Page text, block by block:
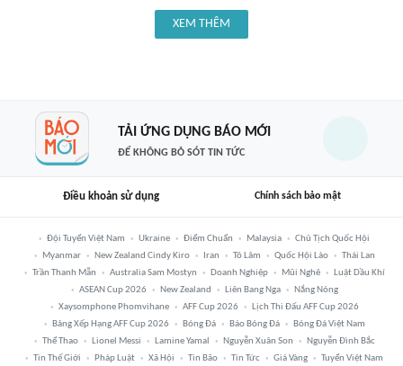
XEM THÊM
TẢI ỨNG DỤNG BÁO MỚI
ĐỂ KHÔNG BỎ SÓT TIN TỨC
Điều khoản sử dụng Chính sách bảo mật
Đội Tuyển Việt Nam Ukraine Điểm Chuẩn Malaysia
Chủ Tịch Quốc Hội
Myanmar
New Zealand Cindy Kiro Iran Tô Lâm Quốc Hội Lào
Thái Lan
Trần Thanh Mẫn
Australia Sam Mostyn Doanh Nghiệp Mũi Nghê
Luật Dầu Khí
ASEAN Cup 2026
New Zealand Liên Bang Nga
Nắng Nóng
Xaysomphone Phomvihane
AFF Cup 2026
Lịch Thi Đấu AFF Cup 2026
Bảng Xếp Hạng AFF Cup 2026
Bóng Đá Báo Bóng Đá
Bóng Đá Việt Nam
Thể Thao
Lionel Messi Lamine Yamal Nguyễn Xuân Son
Nguyễn Đình Bắc
Tin Thế Giới
Pháp Luật Xã Hội Tin Bão Tin Tức Giá Vàng Tuyển Việt Nam